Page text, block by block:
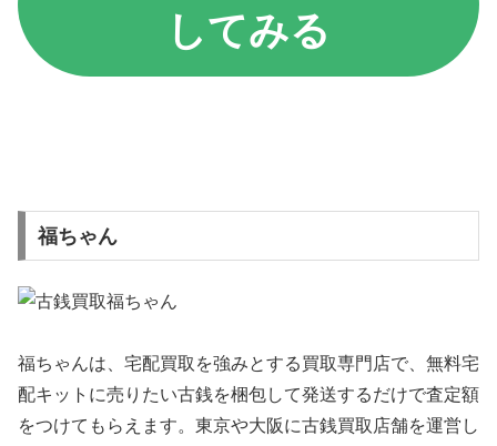
してみる
福ちゃん
福ちゃんは、宅配買取を強みとする買取専門店で、無料宅
配キットに売りたい古銭を梱包して発送するだけで査定額
をつけてもらえます。東京や大阪に古銭買取店舗を運営し